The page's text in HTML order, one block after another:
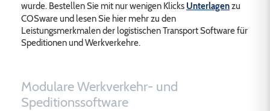
wurde. Bestellen Sie mit nur wenigen Klicks Unterlagenzu
COSware und lesen Sie hier mehr zu den
Leistungsmerkmalen der logistischen Transport Software für
Speditionen und Werkverkehre.
Modulare Werkverkehr- und
Speditionssoftware